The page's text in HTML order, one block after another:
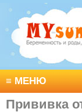
≡МЕНЮ
Прививка